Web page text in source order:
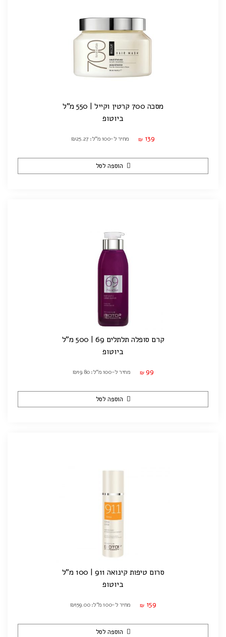
מסכה 700 קרטין וקייל | 550 מ"ל
ביוטופ
₪ 139 מחיר ל-100 מ"ל: ₪25.27
הוספה לסל
קרם סופלה תלתלים 69 | 500 מ"ל
ביוטופ
₪ 99 מחיר ל-100 מ"ל: ₪19.80
הוספה לסל
סרום טיפות קינואה 911 | 100 מ"ל
ביוטופ
₪ 159 מחיר ל-100 מ"ל: ₪159.00
הוספה לסל